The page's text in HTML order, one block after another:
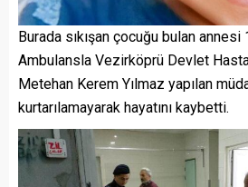
Burada sıkışan çocuğu bulan annesi
Ambulansla Vezirköprü Devlet
Metehan Kerem Yılmaz yapılan
kurtarılamayarak hayatını kaybetti.